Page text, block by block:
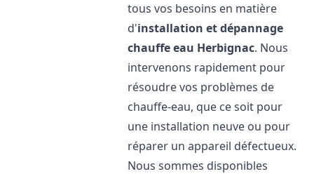
tous vos besoins en matière
d'installation et dépannage
chauffe eau Herbignac. Nous
intervenons rapidement pour
résoudre vos problèmes de
chauffe-eau, que ce soit pour
une installation neuve ou pour
réparer un appareil défectueux.
Nous sommes disponibles